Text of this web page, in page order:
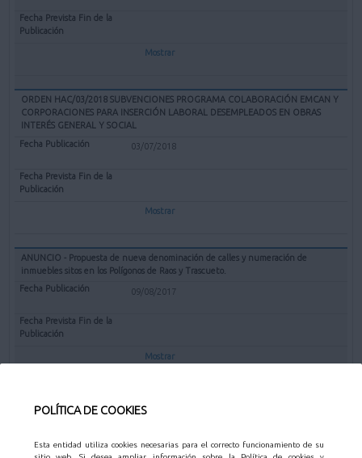
POLÍTICA DE COOKIES
Esta entidad utiliza cookies necesarias para el correcto funcionamiento de su
Mostrar
ORDEN HAC/03/2018 SUBVENCIONES PROGRAMA COLABORACIÓN EMCAN Y
CORPORACIONES PARA INSERCIÓN LABORAL DESEMPLEADOS EN OBRAS
INTERÉS GENERAL Y SOCIAL
03/07/2018
Mostrar
ANUNCIO - Propuesta de nueva denominación de calles y numeración de
inmuebles sitos en los Polígonos de Raos y Trascueto.
09/08/2017
Mostrar